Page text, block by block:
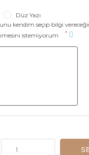
Düz Yazı
kendim seçip bilgi
istemiyorum
*